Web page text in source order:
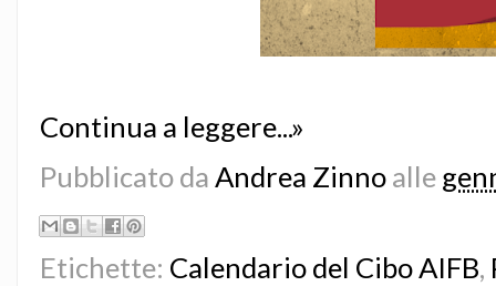
Continua a leggere...»
Pubblicato da Andrea Zinno alle
Etichette: Calendario del Cibo AIFB,